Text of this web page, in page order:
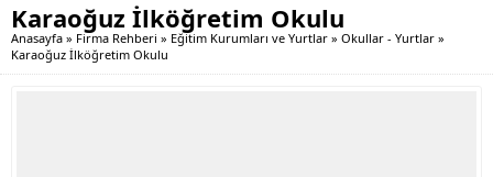
Karaoğuz İlköğretim Okulu
Anasayfa » Firma Rehberi » Eğitim Kurumları ve Yurtlar » Okullar - Yurtlar »
Karaoğuz İlköğretim Okulu